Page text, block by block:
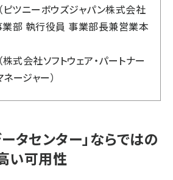
ピツニーボウズジャパン株式会社
業部 執行役員 事業部長兼営業本
式会社ソフトウェア・パートナー
ージャー）
タセンター」ならではの
い可用性